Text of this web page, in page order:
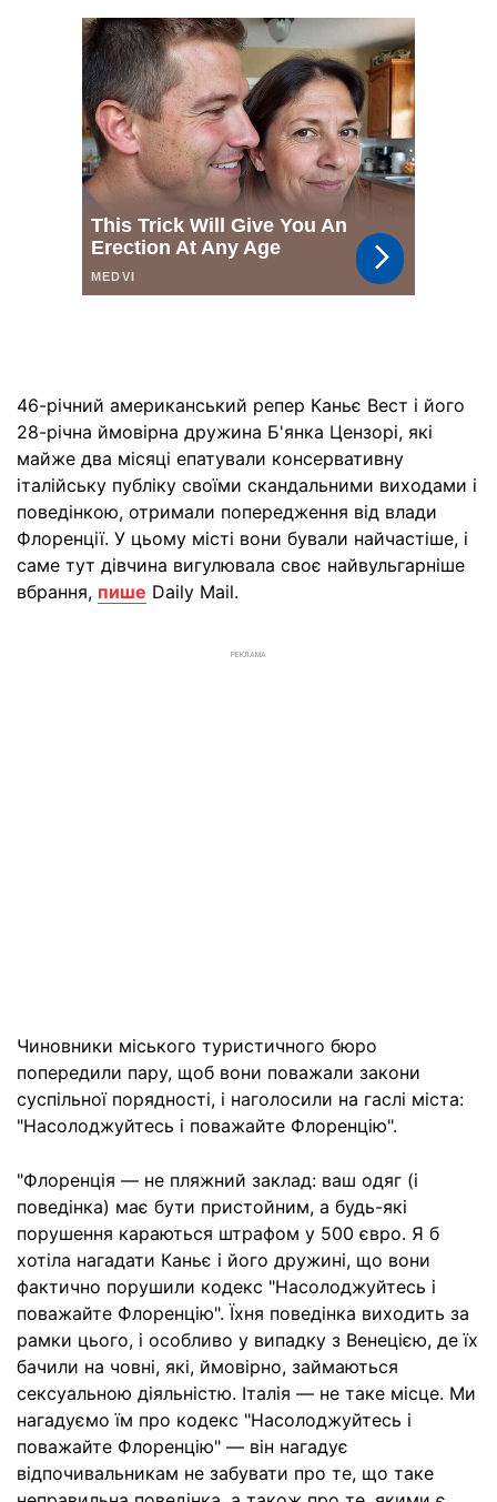
46-річний американський репер Каньє Вест і його
28-річна ймовірна дружина Б'янка Цензорі, які
майже два місяці епатували консервативну
італійську публіку своїми скандальними виходами і
поведінкою, отримали попередження від влади
Флоренції. У цьому місті вони бували найчастіше, і
саме тут дівчина вигулювала своє найвульгарніше
вбрання, пише Daily Mail.
РЕКЛАМА
Чиновники міського туристичного бюро
попередили пару, щоб вони поважали закони
суспільної порядності, і наголосили на гаслі міста:
"Насолоджуйтесь і поважайте Флоренцію".
"Флоренція — не пляжний заклад: ваш одяг (і
поведінка) має бути пристойним, а будь-які
порушення караються штрафом у 500 євро. Я б
хотіла нагадати Каньє і його дружині, що вони
фактично порушили кодекс "Насолоджуйтесь і
поважайте Флоренцію". Їхня поведінка виходить за
рамки цього, і особливо у випадку з Венецією, де їх
бачили на човні, які, ймовірно, займаються
сексуальною діяльністю. Італія — не таке місце. Ми
нагадуємо їм про кодекс "Насолоджуйтесь і
поважайте Флоренцію" — він нагадує
відпочивальникам не забувати про те, що таке